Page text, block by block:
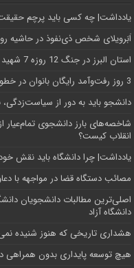
یادداشت| ‌چه کسی باید پرچم
اَبَر‌ویلای شخص ذی‌نفوذ در حاشیه‌
استان البرز در جنگ 12 روزه 7 شهید دانشجو تقدیم انقلاب کرد
3 روز رفت‌وآمد رایگان بانوان در خطوط اتوبوسرانی شهری کرج
دانشجو باید به دور از
شاخصه‌های بارز دانشجوی تمام‌عیار
انقلاب کیست؟
یادداشت| چرا دانشگاه باید نقش خود
مصائب دستگاه قضا در مواجهه با
اصلی‌ترین مطالبات دانشجویان
دانشگاه آز‌اد
هشداری تاریخی که هنوز شنیده
هیچ توسعه پایداری بدون